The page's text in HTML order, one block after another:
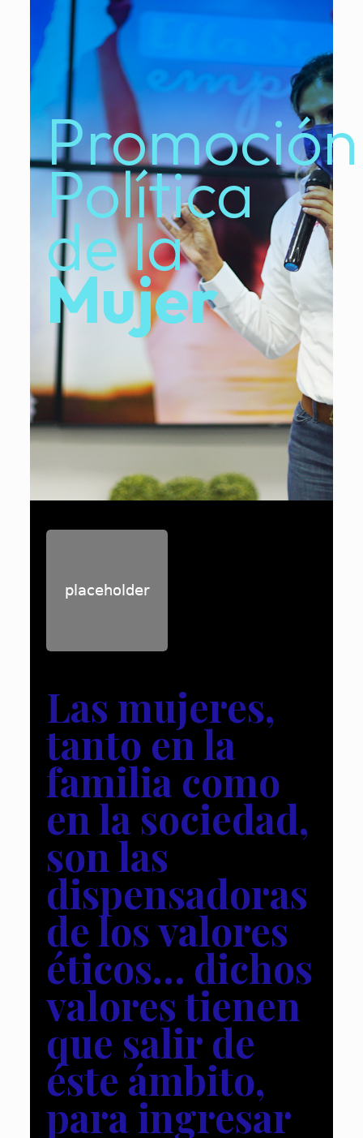
Promoción
Política
de la
Mujer
Las mujeres,
tanto en la
familia como
en la sociedad,
son las
dispensadoras
de los valores
éticos… dichos
valores tienen
que salir de
éste ámbito,
para ingresar